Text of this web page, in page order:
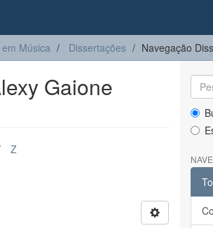
Música Dissertações Navegação
Gaione
Z